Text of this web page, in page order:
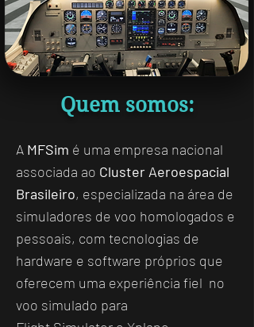
Quem somos:
A MFSim é uma empresa nacional
associada ao Cluster Aeroespacial
Brasileiro, especializada na área de
simuladores de voo homologados e
pessoais, com tecnologias de
hardware e software próprios que
oferecem uma experiência fiel no
voo simulado para